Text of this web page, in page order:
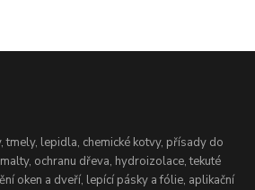
tmely, lepidla, chemické kotvy, přísady do
ochranu dřeva, hydroizolace, tekuté
oken a dveří, lepící pásky a fólie, aplikační